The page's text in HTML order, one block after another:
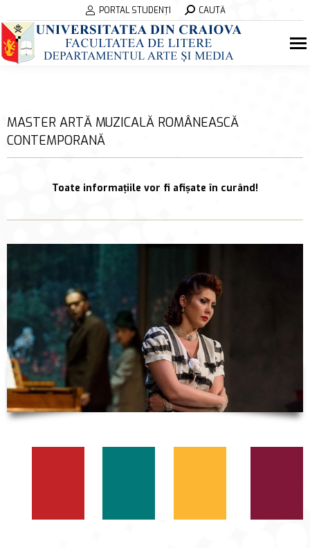
PORTAL STUDENȚI Search:CAUTĂ
MASTER ARTĂ MUZICALĂ ROMÂNEASCĂ
CONTEMPORANĂ
Toate informațiile vor fi afișate în curând!